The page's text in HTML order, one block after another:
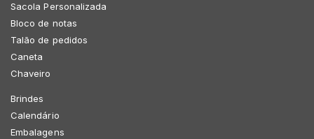
Sacola Personalizada
Bloco de notas
Talão de pedidos
Caneta
Chaveiro
Brindes
Calendário
Embalagens